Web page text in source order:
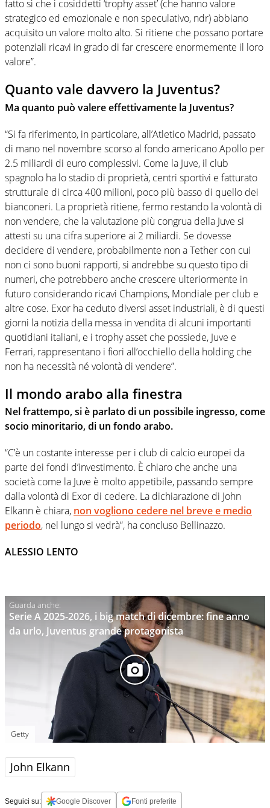
fatto sì che i cosiddetti ‘trophy asset’ (che hanno valore
strategico ed emozionale e non speculativo, ndr) abbiano
acquisito un valore molto alto. Si ritiene che possano portare
potenziali ricavi in grado di far crescere enormemente il loro
valore”.
Quanto vale davvero la Juventus?
Ma quanto può valere effettivamente la Juventus?
“Si fa riferimento, in particolare, all’Atletico Madrid, passato
di mano nel novembre scorso al fondo americano Apollo per
2.5 miliardi di euro complessivi. Come la Juve, il club
spagnolo ha lo stadio di proprietà, centri sportivi e fatturato
strutturale di circa 400 milioni, poco più basso di quello dei
bianconeri. La proprietà ritiene, fermo restando la volontà di
non vendere, che la valutazione più congrua della Juve si
attesti su una cifra superiore ai 2 miliardi. Se dovesse
decidere di vendere, probabilmente non a Tether con cui
non ci sono buoni rapporti, si andrebbe su questo tipo di
numeri, che potrebbero anche crescere ulteriormente in
futuro considerando ricavi Champions, Mondiale per club e
altre cose. Exor ha ceduto diversi asset industriali, è di questi
giorni la notizia della messa in vendita di alcuni importanti
quotidiani italiani, e i trophy asset che possiede, Juve e
Ferrari, rappresentano i fiori all’occhiello della holding che
non ha necessità né volontà di vendere”.
Il mondo arabo alla finestra
Nel frattempo, si è parlato di un possibile ingresso, come
socio minoritario, di un fondo arabo.
“C’è un costante interesse per i club di calcio europei da
parte dei fondi d’investimento. È chiaro che anche una
società come la Juve è molto appetibile, passando sempre
dalla volontà di Exor di cedere. La dichiarazione di John
Elkann è chiara, non vogliono cedere nel breve e medio
periodo, nel lungo si vedrà”, ha concluso Bellinazzo.
ALESSIO LENTO
Serie A 2025-2026, i big match di dicembre: fine anno
da urlo, Juventus grande protagonista
Getty
John Elkann
Seguici su: Google Discover Fonti preferite